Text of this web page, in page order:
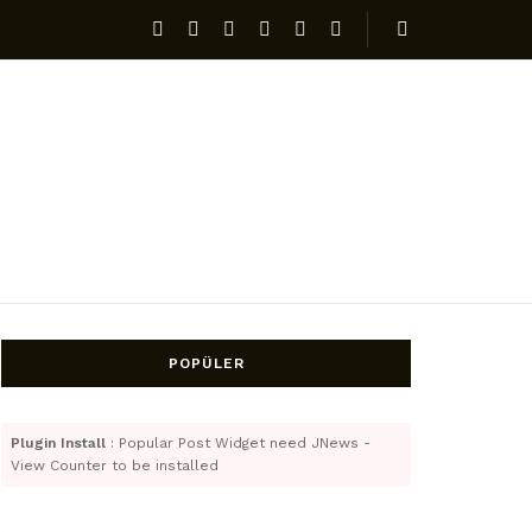
POPÜLER
Plugin Install : Popular Post Widget need JNews -
View Counter to be installed